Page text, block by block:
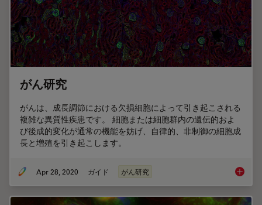
がん研究
がんは、成長調節における欠損細胞によって引き起こされる
複雑な異質性疾患です。 細胞または細胞群内の遺伝的およ
び後成的変化が通常の機能を妨げ、自律的、非制御の細胞成
長と増殖を引き起こします。
Apr 28, 2020 ガイド がん研究 がん研